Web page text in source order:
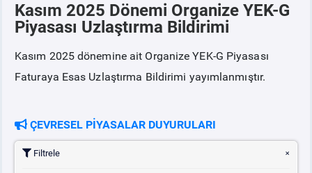
YEK-G Nedir?
Kasım 2025 Dönemi Organize YEK-G
Piyasası Uzlaştırma Bildirimi
Kasım 2025 dönemine ait Organize YEK-G Piyasası
Faturaya Esas Uzlaştırma Bildirimi yayımlanmıştır.
ÇEVRESEL PİYASALAR DUYURULARI
Filtrele